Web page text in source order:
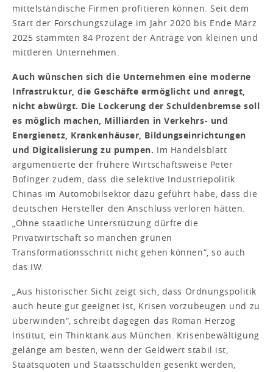
mittelständische Firmen profitieren können. Seit dem
Start der Forschungszulage im Jahr 2020 bis Ende März
2025 stammten 84 Prozent der Anträge von kleinen und
mittleren Unternehmen.
Auch wünschen sich die Unternehmen eine moderne
Infrastruktur, die Geschäfte ermöglicht und anregt,
nicht abwürgt. Die Lockerung der Schuldenbremse soll
es möglich machen, Milliarden in Verkehrs- und
Energienetz, Krankenhäuser, Bildungseinrichtungen
und Digitalisierung zu pumpen. Im Handelsblatt
argumentierte der frühere Wirtschaftsweise Peter
Bofinger zudem, dass die selektive Industriepolitik
Chinas im Automobilsektor dazu geführt habe, dass die
deutschen Hersteller den Anschluss verloren hätten.
„Ohne staatliche Unterstützung dürfte die
Privatwirtschaft so manchen grünen
Transformationsschritt nicht gehen können“, so auch
das IW.
„Aus historischer Sicht zeigt sich, dass Ordnungspolitik
auch heute gut geeignet ist, Krisen vorzubeugen und zu
überwinden“, schreibt dagegen das Roman Herzog
Institut, ein Thinktank aus München. Krisenbewältigung
gelänge am besten, wenn der Geldwert stabil ist,
Staatsquoten und Staatsschulden gesenkt werden,